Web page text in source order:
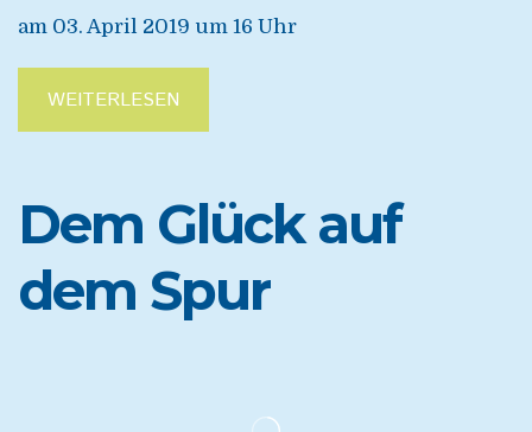
am 03. April 2019 um 16 Uhr
WEITERLESEN
Dem Glück auf
dem Spur